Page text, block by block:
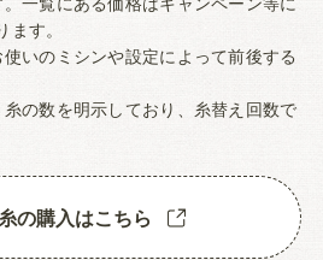
す。
いのミシンや設定によって前後する
の数を明示しており、糸替え回数で
の購入はこちら